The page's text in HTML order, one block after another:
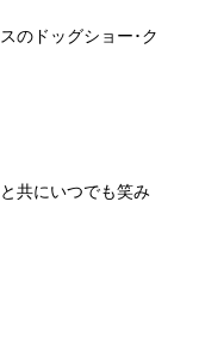
のドッグショー･ク
共にいつでも笑み